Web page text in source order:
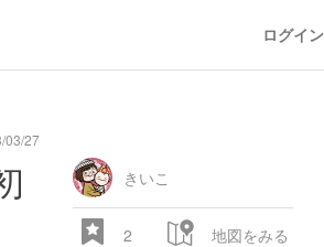
ログイン
03/27
きいこ
2 地図をみる